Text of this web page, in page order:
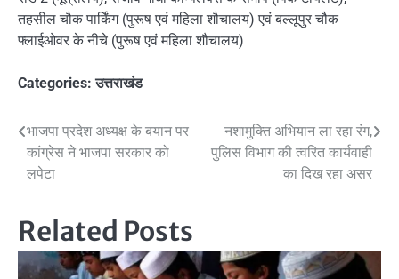
तहसील चौक पार्किंग (पुरूष एवं महिला शौचालय) एवं बल्लूपुर चौक
फ्लाईओवर के नीचे (पुरूष एवं महिला शौचालय)
Categories:उत्तराखंड
Post
navigation
भाजपा प्रदेश अध्यक्ष के बयान पर
कांग्रेस ने भाजपा सरकार को
लपेटा
नशामुक्ति अभियान ला रहा रंग,
पुलिस विभाग की त्वरित कार्यवाही
का दिख रहा असर
Related Posts